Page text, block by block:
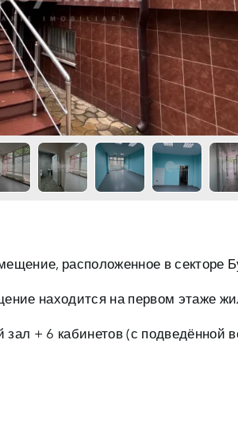
расположенное всекторе
находится на первом этаже
+ 6 кабинетов (с подведённой